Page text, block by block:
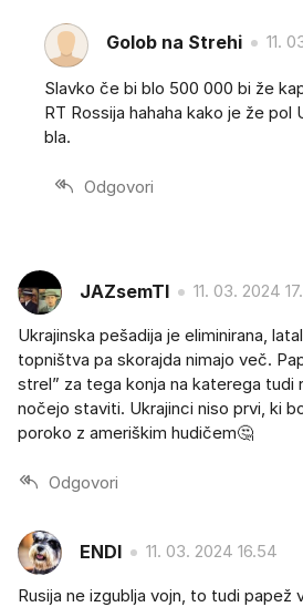
Golob na Strehi 11.
Slavko če bi blo 500 000 bi že
RT Rossija hahaha kako je že pol
bla.
Odgovori
JAZsemTI 11. 03. 2024
Ukrajinska pešadija je eliminirana,
topništva pa skorajda nimajo več.
strel” za tega konja na katerega tudi
nočejo staviti. Ukrajinci niso prvi, ki
poroko z ameriškim hudičem🤔
Odgovori
ENDI 11. 03. 2024 16.54
Rusija ne izgublja vojn, to tudi papež